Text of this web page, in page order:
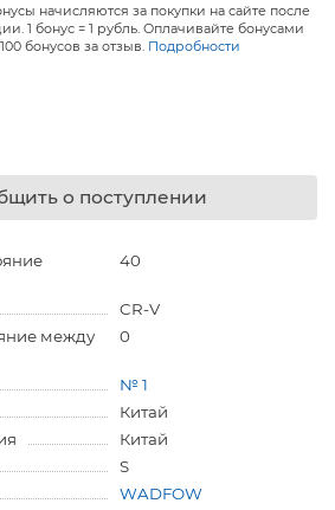
начисляются за покупки на сайте после
1 бонус = 1 рубль. Оплачивайте бонусами
бонусов за отзыв. Подробности
о поступлении
40
CR-V
между
0
№ 1
Китай
Китай
S
WADFOW